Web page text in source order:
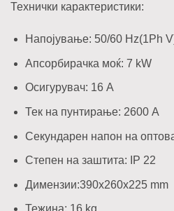
Технички карактеристики:
Напојување: 50/60 Hz(1Ph
Апсорбирачка моќ: 7 kW
Осигурувач: 16 A
Тек на пунтирање: 2600 A
Секундарен напон на
Степен на заштита: IP 22
Димензии:390x260x225 mm